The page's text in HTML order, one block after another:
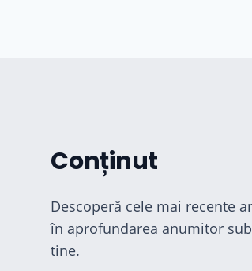
Conținut
Descoperă cele mai recente
în aprofundarea anumitor
tine.